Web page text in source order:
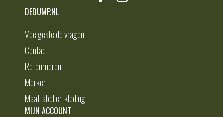
DEDUMP.NL
Veelgestelde vragen
Contact
Retourneren
Merken
Maattabellen kleding
MIJN ACCOUNT